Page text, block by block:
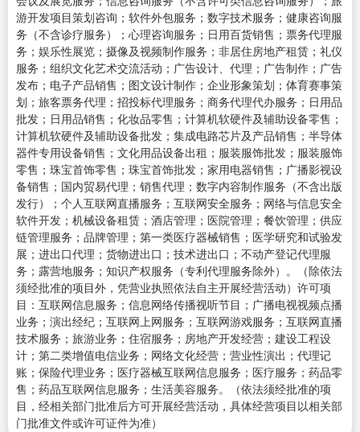
游开发项目策划咨询；软件外包服务；数字技术服务；健康咨询服
务（不含诊疗服务）；心理咨询服务；日用百货销售；票务代理服
务；娱乐性展览；摄像及视频制作服务；非居住房地产租赁；礼仪
服务；组织文化艺术交流活动；广告设计、代理；广告制作；广告
发布；电子产品销售；图文设计制作；企业形象策划；体育赛事策
划；旅客票务代理；招投标代理服务；商务代理代办服务；日用品
批发；日用品销售；化妆品零售；计算机软硬件及辅助设备零售；
计算机软硬件及辅助设备批发；集成电路芯片及产品销售；半导体
器件专用设备销售；文化用品设备出租；服装服饰批发；服装服饰
零售；珠宝首饰零售；珠宝首饰批发；家用电器销售；广播影视设
备销售；国内贸易代理；销售代理；数字内容制作服务（不含出版
发行）；个人互联网直播服务；互联网安全服务；网络与信息安全
软件开发；机械设备租赁；酒店管理；医院管理；餐饮管理；供应
链管理服务；品牌管理；第一类医疗器械销售；医学研究和试验发
展；进出口代理；货物进出口；技术进出口；不动产登记代理服
务；露营地服务；知识产权服务（专利代理服务除外）。（除依法
须经批准的项目外，凭营业执照依法自主开展经营活动）许可项
目：互联网信息服务；信息网络传播视听节目；广播电视视频点播
业务；演出经纪；互联网上网服务；互联网游戏服务；互联网直播
技术服务；旅游业务；住宿服务；房地产开发经营；建设工程设
计；第二类增值电信业务；网络文化经营；营业性演出；代理记
账；保险代理业务；医疗器械互联网信息服务；医疗服务；药品零
售；药品互联网信息服务；生活美容服务。（依法须经批准的项
目，经相关部门批准后方可开展经营活动，具体经营项目以相关部
门批准文件或许可证件为准）